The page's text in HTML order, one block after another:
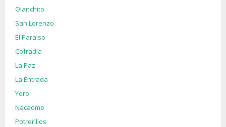
Olanchito
San Lorenzo
El Paraiso
Cofradia
La Paz
La Entrada
Yoro
Nacaome
Potrerillos